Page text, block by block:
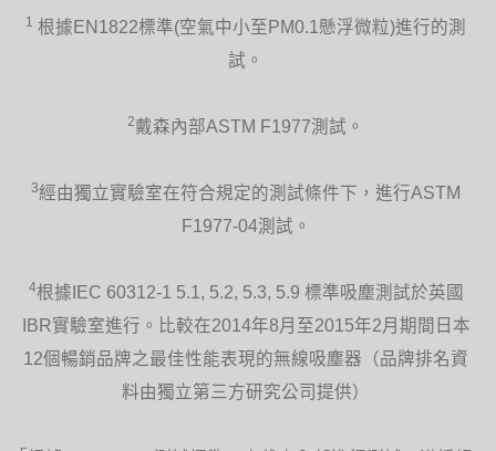
不用60秒，日用12小時也一年後才需換
新。
Dyson Pure Cool™空氣清淨氣流倍增器獲
內建最長可設定9小時的睡眠計時器。
Air Multiplier™氣流倍增專利科技
1
根據EN1822標準(空氣中小至PM0.1懸浮微粒)進行的測
試。
2戴森內部ASTM F1977測試。
3經由獨立實驗室在符合規定的測試條件下，進行ASTM
F1977-04測試。
4根據IEC 60312-1 5.1, 5.2, 5.3, 5.9 標準吸塵測試於英國
IBR實驗室進行。比較在2014年8月至2015年2月期間日本
12個暢銷品牌之最佳性能表現的無線吸塵器（品牌排名資
料由獨立第三方研究公司提供）